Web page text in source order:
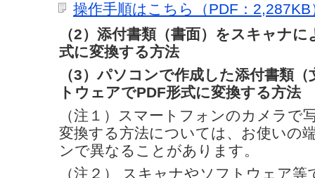
操作手順はこちら（PDF：2,287KB
（2）添付書類（書面）をスキャナ
式に変換する方法
（3）パソコンで作成した添付書類
トウェアでPDF形式に変換する方法
（注１）スマートフォンのカメラで
変換する方法については、お使いの
ンで異なることがあります。
（注２） スキャナやソフトウェア